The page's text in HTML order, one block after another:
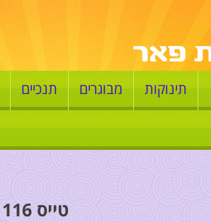
תינוקות מבוגרים תנכיים
טייס 116